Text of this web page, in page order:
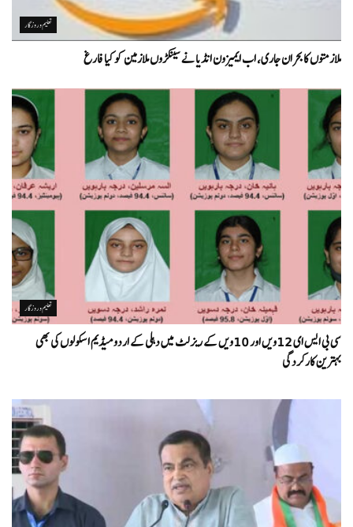
تعلیم و روزگار
ملازمتوں کا بحران جاری، اب ایمیزون انڈیا نے سینکڑوں ملازمین کو کیا فارغ
تعلیم و روزگار
سی بی ایس ای 12ویں اور 10ویں کے ریزلٹ میں دہلی کے اردو میڈیم اسکولوں کی بھی
بہترین کارکردگی